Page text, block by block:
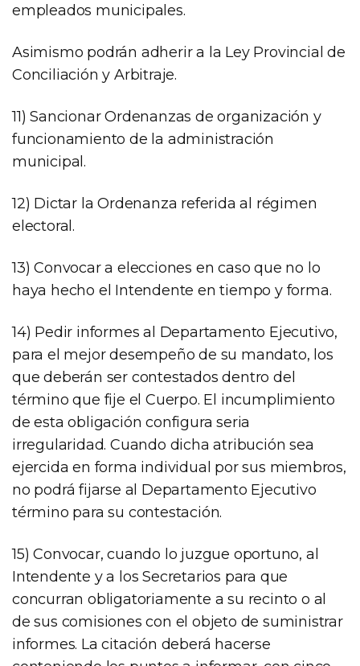
empleados municipales.
Asimismo podrán adherir a la Ley Provincial de
Conciliación y Arbitraje.
11) Sancionar Ordenanzas de organización y
funcionamiento de la administración
municipal.
12) Dictar la Ordenanza referida al régimen
electoral.
13) Convocar a elecciones en caso que no lo
haya hecho el Intendente en tiempo y forma.
14) Pedir informes al Departamento Ejecutivo,
para el mejor desempeño de su mandato, los
que deberán ser contestados dentro del
término que fije el Cuerpo. El incumplimiento
de esta obligación configura seria
irregularidad. Cuando dicha atribución sea
ejercida en forma individual por sus miembros,
no podrá fijarse al Departamento Ejecutivo
término para su contestación.
15) Convocar, cuando lo juzgue oportuno, al
Intendente y a los Secretarios para que
concurran obligatoriamente a su recinto o al
de sus comisiones con el objeto de suministrar
informes. La citación deberá hacerse